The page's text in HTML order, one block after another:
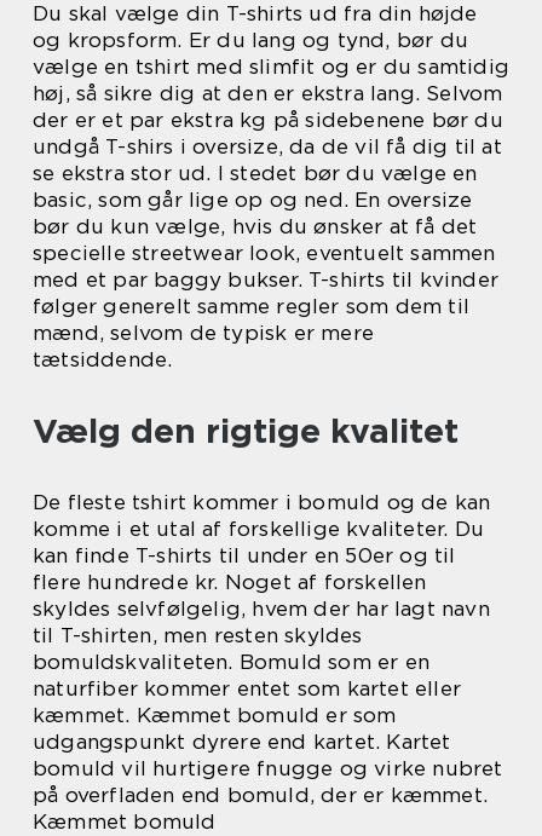
Du skal vælge din T-shirts ud fra din højde
og kropsform. Er du lang og tynd, bør du
vælge en tshirt med slimfit og er du samtidig
høj, så sikre dig at den er ekstra lang. Selvom
der er et par ekstra kg på sidebenene bør du
undgå T-shirs i oversize, da de vil få dig til at
se ekstra stor ud. I stedet bør du vælge en
basic, som går lige op og ned. En oversize
bør du kun vælge, hvis du ønsker at få det
specielle streetwear look, eventuelt sammen
med et par baggy bukser. T-shirts til kvinder
følger generelt samme regler som dem til
mænd, selvom de typisk er mere
tætsiddende.
Vælg den rigtige kvalitet
De fleste tshirt kommer i bomuld og de kan
komme i et utal af forskellige kvaliteter. Du
kan finde T-shirts til under en 50er og til
flere hundrede kr. Noget af forskellen
skyldes selvfølgelig, hvem der har lagt navn
til T-shirten, men resten skyldes
bomuldskvaliteten. Bomuld som er en
naturfiber kommer entet som kartet eller
kæmmet. Kæmmet bomuld er som
udgangspunkt dyrere end kartet. Kartet
bomuld vil hurtigere fnugge og virke nubret
på overfladen end bomuld, der er kæmmet.
Kæmmet bomuld